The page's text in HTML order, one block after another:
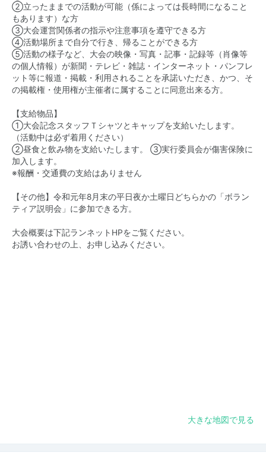
②立ったままでの活動が可能（係によっては長時間になること
もあります）な方
③大会運営関係者の指示や注意事項を遵守できる方
④活動場所まで自分で行き、帰ることができる方
⑤活動の様子など、大会の映像・写真・記事・記録等（肖像等
の個人情報）が新聞・テレビ・雑誌・インターネット・パンフレ
ット等に報道・掲載・利用されることを承諾いただき、かつ、そ
の掲載権・使用権が主催者に属することに同意出来る方。
【支給物品】
①大会記念スタッフＴシャツとキャップを支給いたします。
（活動中は必ず着用ください）
②昼食と飲み物を支給いたします。 ③実行委員会が傷害保険に
加入します。
※報酬・交通費の支給はありません
【その他】令和元年8月末の平日夜か土曜日どちらかの「ボラン
ティア説明会」に参加できる方。
大会概要は下記ランネットHPをご覧ください。
お誘い合わせの上、お申し込みください。
大きな地図で見る